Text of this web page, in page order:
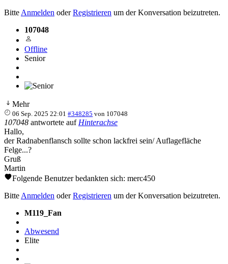
Bitte Anmelden oderRegistrieren um der Konversation beizutreten.
107048
Offline
Senior
Mehr
06 Sep. 2025 22:01 #348285 von 107048
107048 antwortete auf Hinterachse
Hallo,
der Radnabenflansch sollte schon lackfrei sein/ Auflagefläche
Felge...?
Gruß
Martin
Folgende Benutzer bedankten sich: merc450
Bitte Anmelden oderRegistrieren um der Konversation beizutreten.
M119_Fan
Abwesend
Elite